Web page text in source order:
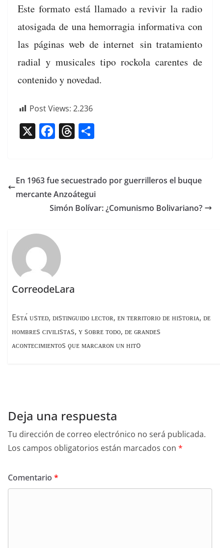
Este for­ma­to está lla­ma­do a revivir la radio
atosi­ga­da de una hemor­ra­gia infor­ma­ti­va con
las pági­nas web de inter­net sin tratamien­to
radi­al y musi­cales tipo rock­o­la car­entes de
con­tenido y novedad.
Post Views: 2.236
X F
e
b
o
k
T
a
d
s
p
ar
tir
En 1963 fue secuestrado por guerrilleros el buque
mercante Anzoátegui
Simón Bolívar: ¿Comunismo Bolivariano?
CorreodeLara
Esᴛᴀ́ ᴜsᴛᴇᴅ, ᴅɪsᴛɪɴɢᴜɪᴅᴏ ʟᴇᴄᴛᴏʀ, ᴇɴ ᴛᴇʀʀɪᴛᴏʀɪᴏ ᴅᴇ ʜɪsᴛᴏʀɪᴀ, ᴅᴇ
ʜᴏᴍʙʀᴇs ᴄɪᴠɪʟɪsᴛᴀs, ʏ sᴏʙʀᴇ ᴛᴏᴅᴏ, ᴅᴇ ɢʀᴀɴᴅᴇs
ᴀᴄᴏɴᴛᴇᴄɪᴍɪᴇɴᴛᴏs ϙᴜᴇ ᴍᴀʀᴄᴀʀᴏɴ ᴜɴ ʜɪᴛo
Deja una respuesta
Tu dirección de correo electrónico no será publicada.
Los campos obligatorios están marcados con *
Comentario *